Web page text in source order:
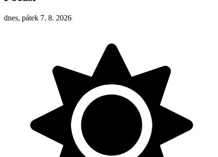
dnes, pátek 7. 8. 2026